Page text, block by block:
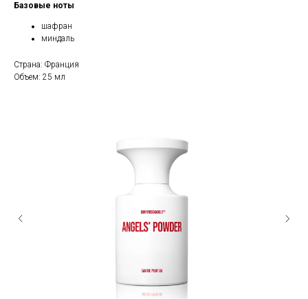
Базовые ноты
шафран
миндаль
Страна: Франция
Объем: 25 мл